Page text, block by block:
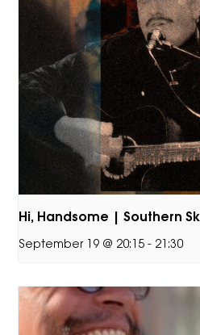
Hi, Handsome | Southern
September 19 @ 20:15 - 21:30